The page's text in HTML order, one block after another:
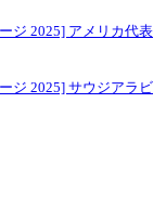
ジ 2025] アメリカ代表
ジ 2025] サウジアラビ